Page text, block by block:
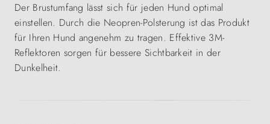
Der Brustumfang lässt sich für jeden Hund optimal
einstellen. Durch die Neopren-Polsterung ist das Produkt
für Ihren Hund angenehm zu tragen. Effektive 3M-
Reflektoren sorgen für bessere Sichtbarkeit in der
Dunkelheit.